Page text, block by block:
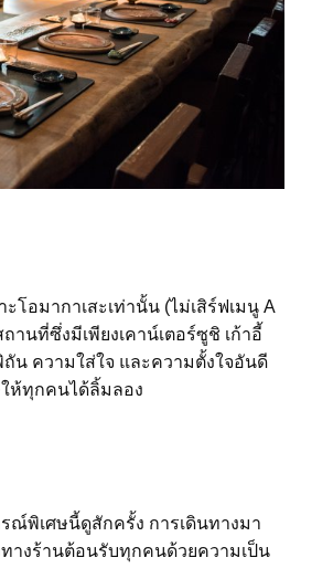
โอมากาเสะเท่านั้น (ไม่เสิร์ฟเมนู A
านที่ซึ่งมีเพียงเคาน์เตอร์ซูชิ เก้าอี้
น ความใส่ใจ และความตั้งใจอันดี
ห้ทุกคนได้ลิ้มลอง
ณ์พิเศษนี้ดูสักครั้ง การเดินทางมา
ทางร้านต้อนรับทุกคนด้วยความเป็น